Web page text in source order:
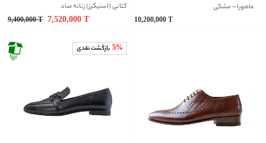
کتانی (اسنیکرز) زنانه صاد
9,400,000 T 7,520,000
ماهورا - مشکی
10,200,000
5% بازگشت نقدی